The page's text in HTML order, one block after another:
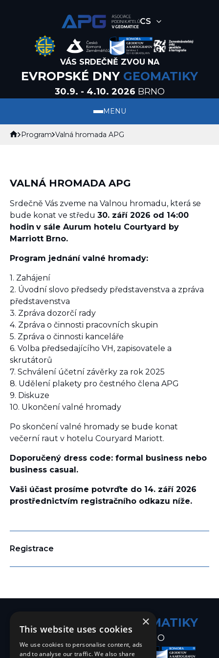
CS
VÁS SRDEČNĚ ZVOU NA
EVROPSKÉ DNY GEOMATIKY
30.9. - 4.10. 2026 BRNO
MENU
Program Valná hromada APG
VALNÁ HROMADA APG
Srdečně Vás zveme na Valnou hromadu, která se
bude konat ve středu 30. září 2026 od 14:00
hodin v sále Aurum hotelu Courtyard by
Marriott Brno.
Program jednání valné hromady:
1. Zahájení
2. Úvodní slovo předsedy představenstva a zpráva
představenstva
3. Zpráva dozorčí rady
4. Zpráva o činnosti pracovních skupin
5. Zpráva o činnosti kanceláře
6. Volba předsedajícího VH, zapisovatele a
skrutátorů
7. Schválení účetní závěrky za rok 2025
8. Udělení plakety pro čestného člena APG
9. Diskuze
10. Ukončení valné hromady
Po skončení valné hromady se bude konat
večerní raut v hotelu Couryard Mariott.
Doporučený dress code: formal business nebo
business casual.
Vaši účast prosíme potvrďte do 14. září 2026
prostřednictvím registračního odkazu níže.
Registrace
EVROPSKÉ DNY GEOMATIKY
BRNO
×
This website uses cookies
We use cookies to personalise content, ads
and to analyse our traffic. We also share